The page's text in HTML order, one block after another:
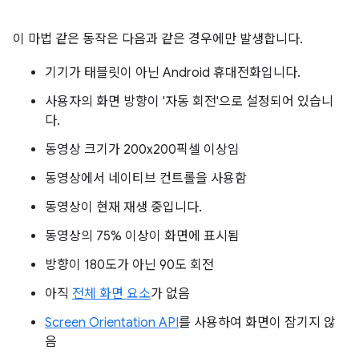
이 마법 같은 동작은 다음과 같은 경우에만 발생합니다.
기기가 태블릿이 아닌 Android 휴대전화입니다.
사용자의 화면 방향이 '자동 회전'으로 설정되어 있습니
다.
동영상 크기가 200x200픽셀 이상임
동영상에서 네이티브 컨트롤을 사용함
동영상이 현재 재생 중입니다.
동영상의 75% 이상이 화면에 표시됨
방향이 180도가 아닌 90도 회전
아직 전체 화면 요소가 없음
Screen Orientation API를 사용하여 화면이 잠기지 않
음